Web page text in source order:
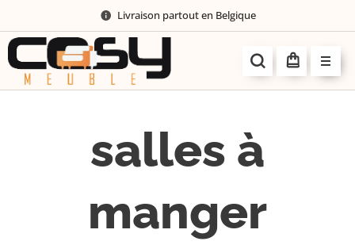
Livraison partout en Belgique
salles à
manger